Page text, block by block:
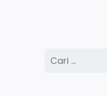
untuk: